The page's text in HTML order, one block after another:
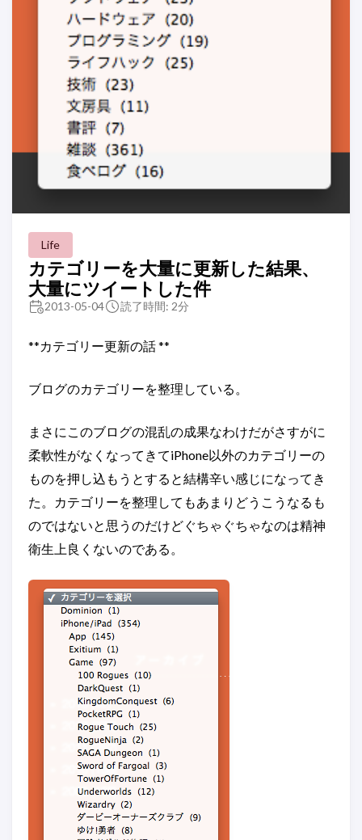
Life
カテゴリーを大量に更新した結果、
大量にツイートした件
2013-05-04 読了時間: 2分
**カテゴリー更新の話 **
ブログのカテゴリーを整理している。
まさにこのブログの混乱の成果なわけだがさすがに
柔軟性がなくなってきてiPhone以外のカテゴリーの
ものを押し込もうとすると結構辛い感じになってき
た。カテゴリーを整理してもあまりどうこうなるも
のではないと思うのだけどぐちゃぐちゃなのは精神
衛生上良くないのである。